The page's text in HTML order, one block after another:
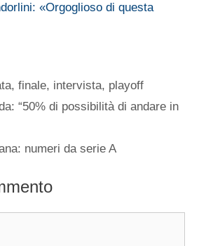
«Orgoglioso di questa
,finale, intervista, playoff
“50% di possibilità di andare in
numeri da serie A